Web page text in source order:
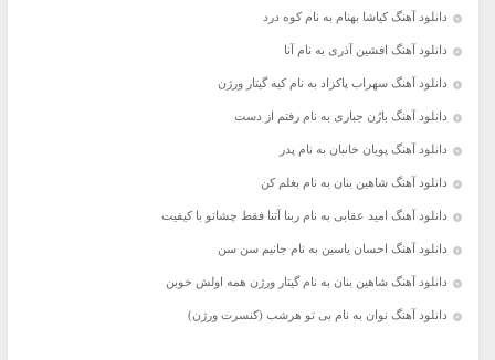
دانلود آهنگ کیاشا بهنام به نام کوه درد
دانلود آهنگ افشین آذری به نام آنا
دانلود آهنگ سهراب پاکزاد به نام کیه گیتار ورژن
دانلود آهنگ بارُن جباری به نام رفتم از دست
دانلود آهنگ پویان خانبان به نام پدر
دانلود آهنگ شاهین بنان به نام بغلم کن
دانلود آهنگ امید عقابی به نام ربنا آتنا فقط چشاتو با کیفیت
دانلود آهنگ احسان یاسین به نام جانیم سن سن
دانلود آهنگ شاهین بنان به نام گیتار ورژن همه اولش خوبن
دانلود آهنگ نوان به نام بی تو هرشب (کنسرت ورژن)